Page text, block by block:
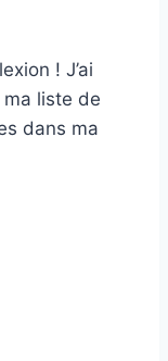
! J’ai
liste de
dans ma